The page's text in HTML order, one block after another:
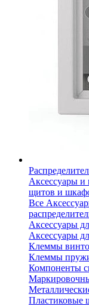
Аксессуары и
щитов и
Все
Аксессуары
Аксессуары
Клеммы
Клеммы
Компоненты